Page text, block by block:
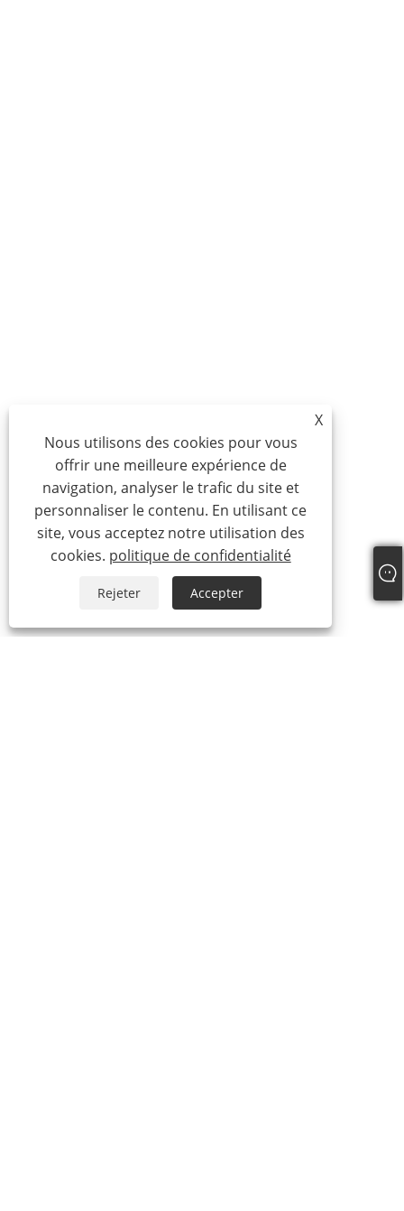
X
Nous utilisons des cookies pour vous
offrir une meilleure expérience de
navigation, analyser le trafic du site et
personnaliser le contenu. En utilisant ce
site, vous acceptez notre utilisation des
cookies. politique de confidentialité
Rejeter Accepter